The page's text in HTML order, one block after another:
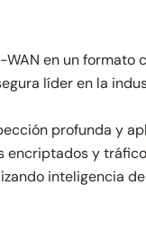
en un
líder en la
profunda y
encriptados y
inteligencia